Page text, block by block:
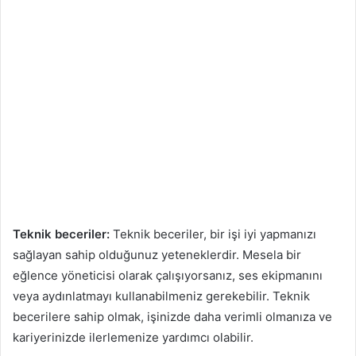
Teknik beceriler: Teknik beceriler, bir işi iyi yapmanızı
sağlayan sahip olduğunuz yeteneklerdir. Mesela bir
eğlence yöneticisi olarak çalışıyorsanız, ses ekipmanını
veya aydınlatmayı kullanabilmeniz gerekebilir. Teknik
becerilere sahip olmak, işinizde daha verimli olmanıza ve
kariyerinizde ilerlemenize yardımcı olabilir.